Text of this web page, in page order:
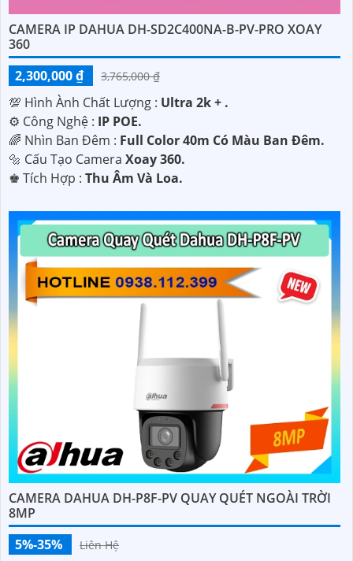
CAMERA IP DAHUA DH-SD2C400NA-B-PV-PRO XOAY
360
2,300,000 ₫
3,765,000 ₫
💯 Hình Ành Chất Lượng : Ultra 2k + .
⚙ Công Nghệ : IP POE.
🌈 Nhìn Ban Đêm : Full Color 40m Có Màu Ban Ðêm.
🔩 Cấu Tạo Camera Xoay 360.
️♚ Tích Hợp : Thu Âm Và Loa.
CAMERA DAHUA DH-P8F-PV QUAY QUÉT NGOÀI TRỜI
8MP
5%-35%
Liên Hệ